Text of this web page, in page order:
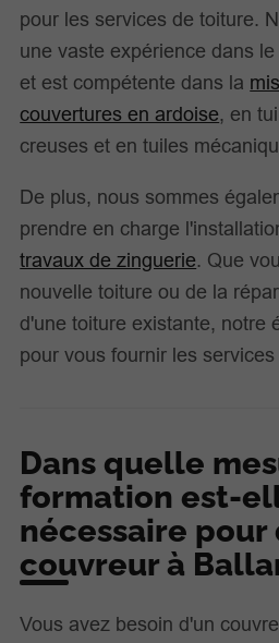
pour les services de toiture.
une vaste expérience dans
et est compétente dans la
couvertures en ardoise, en
creuses et en tuiles
De plus, nous sommes
prendre en charge
travaux de zinguerie. Que
nouvelle toiture ou de la
d'une toiture existante, notre
pour vous fournir les
Dans quelle
formation est-
nécessaire pour
couvreur à
Vous avez besoin d'un